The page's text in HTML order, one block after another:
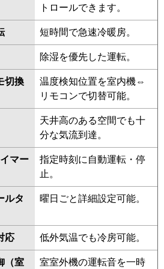
トロールできます。
短時間で急速冷暖房。
除湿を優先した運転。
切換
温度検知位置を室内機⇔
リモコンで切替可能。
天井高のある空間でも十
分な気流到達。
マー
指定時刻に自動運転・停
止。
ルタ
曜日ごと詳細設定可能。
応 低外気温でも冷房可能。
（室
室室外機の運転音を一時